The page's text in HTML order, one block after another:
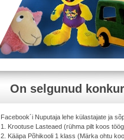
On selgunud
Facebook´i Nuputaja lehe külastajate ja
1. Krootuse Lasteaed (rühma pilt koos
2. Kääpa Põhikooli 1 klass (Märka ohtu